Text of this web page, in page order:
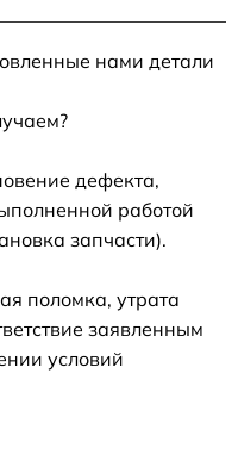
нами детали
дефекта,
работой
запчасти).
поломка, утрата
заявленным
условий